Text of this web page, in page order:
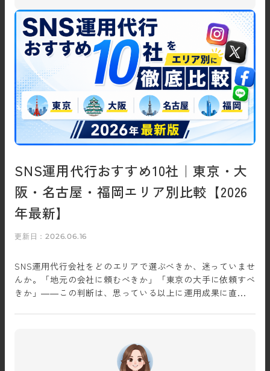
SNS運用代行おすすめ10社｜東京・大
阪・名古屋・福岡エリア別比較【2026
年最新】
更新日：2026.06.16
SNS運用代行会社をどのエリアで選ぶべきか、迷っていませ
んか。「地元の会社に頼むべきか」「東京の大手に依頼すべ
きか」——この判断は、思っている以上に運用成果に直...